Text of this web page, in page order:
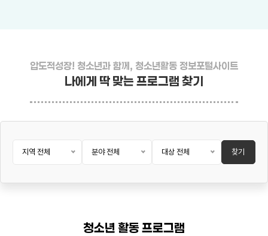
압도적성장! 청소년과 함께, 청소년활동 정보포털사이트
나에게 딱 맞는 프로그램 찾기
지역 전체 분야 전체 대상 전체 찾기
청소년 활동 프로그램